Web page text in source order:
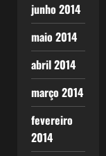
junho 2014
maio 2014
abril 2014
março 2014
fevereiro
2014